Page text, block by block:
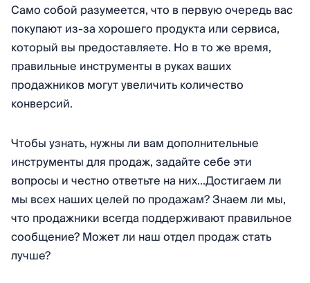
Само собой разумеется, что в первую очередь вас
покупают из-за хорошего продукта или сервиса,
который вы предоставляете. Но в то же время,
правильные инструменты в руках ваших
продажников могут увеличить количество
конверсий.
Чтобы узнать, нужны ли вам дополнительные
инструменты для продаж, задайте себе эти
вопросы и честно ответьте на них...Достигаем ли
мы всех наших целей по продажам? Знаем ли мы,
что продажники всегда поддерживают правильное
сообщение? Может ли наш отдел продаж стать
лучше?